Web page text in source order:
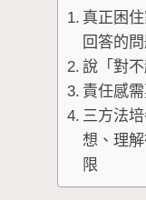
真正困
回答的
說「對
責任感
三方法
想、理
限